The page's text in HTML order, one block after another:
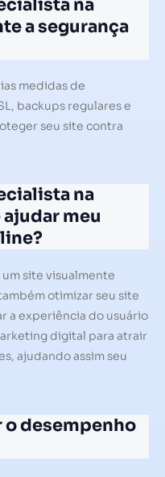
na
a segurança
medidas de
backups regulares e
seu site contra
na
meu
um site visualmente
otimizar seu site
a experiência do usuário
digital para atrair
ajudando assim seu
o desempenho